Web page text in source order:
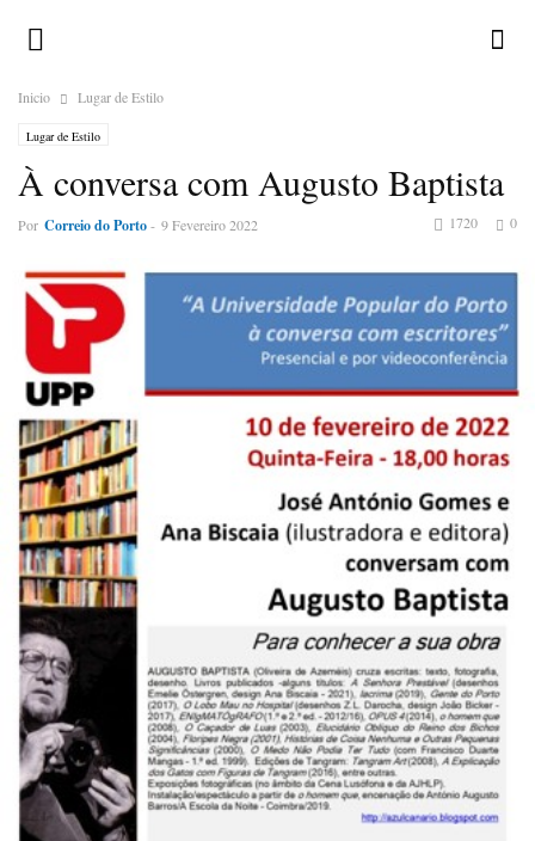
Inicio Lugar de Estilo
Lugar de Estilo
À conversa com Augusto Baptista
Por Correio do Porto- 9 Fevereiro 2022 0
1720